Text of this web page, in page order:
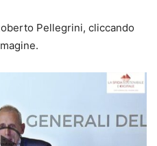
Pellegrini, cliccando